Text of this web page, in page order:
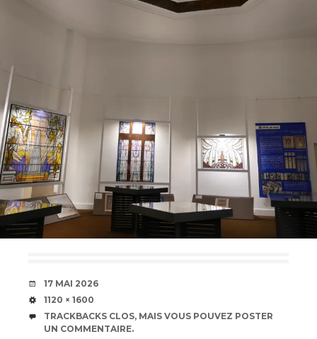
DATE
17 MAI 2026
TAILLE
1120 × 1600
TRACKBACKS CLOS, MAIS VOUS POUVEZ POSTER
UN COMMENTAIRE.